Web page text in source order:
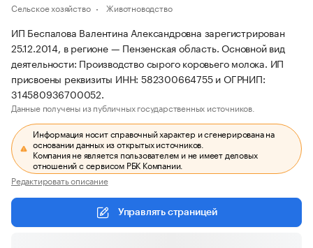
Сельское хозяйство Животноводство
ИП Беспалова Валентина Александровна зарегистрирован
25.12.2014, в регионе — Пензенская область. Основной вид
деятельности: Производство сырого коровьего молока. ИП
присвоены реквизиты ИНН: 582300664755 и ОГРНИП:
314580936700052.
Данные получены из публичных государственных источников.
Информация носит справочный характер и сгенерирована на
основании данных из открытых источников.
Компания не является пользователем и не имеет деловых
отношений с сервисом РБК Компании.
Редактировать описание
Управлять страницей